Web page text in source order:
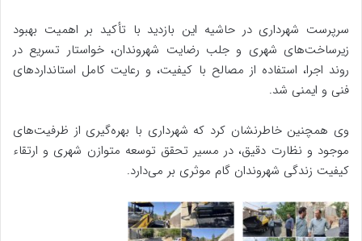
سرپرست شهرداری در حاشیه این بازدید با تأکید بر اهمیت بهبود
زیرساخت‌های شهری و جلب رضایت شهروندان، خواستار تسریع در
روند اجرا، استفاده از مصالح با کیفیت، و رعایت کامل استانداردهای
فنی و ایمنی شد.
وی همچنین خاطرنشان کرد که شهرداری با بهره‌گیری از ظرفیت‌های
موجود و نظارت دقیق، در مسیر تحقق توسعه متوازن شهری و ارتقاء
کیفیت زندگی شهروندان گام موثری بر می‌دارد.